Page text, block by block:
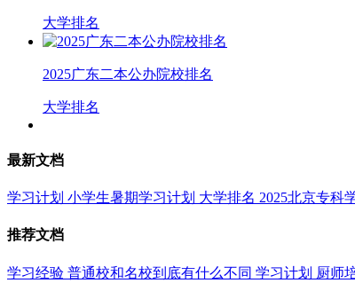
大学排名
2025广东二本公办院校排名
大学排名
最新文档
学习计划 小学生暑期学习计划 大学排名 2025北京专科
推荐文档
学习经验 普通校和名校到底有什么不同 学习计划 厨师